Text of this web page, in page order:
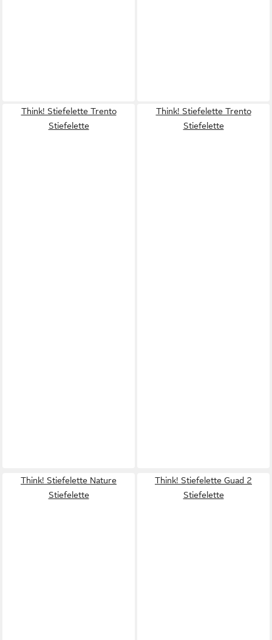
Think! Stiefelette Trento
Stiefelette
Think! Stiefelette Trento
Stiefelette
Think! Stiefelette Nature
Stiefelette
Think! Stiefelette Guad 2
Stiefelette